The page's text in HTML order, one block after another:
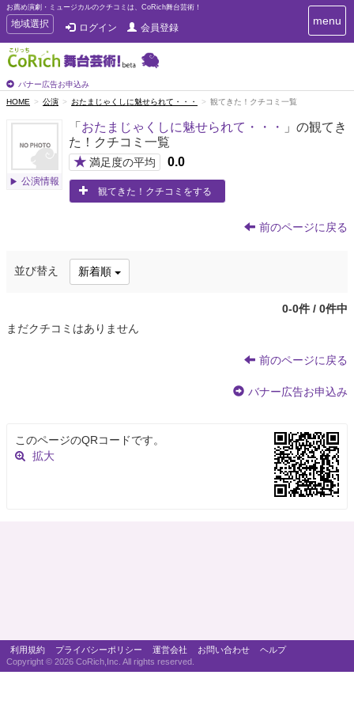
お薦め演劇・ミュージカルのクチコミは、CoRich舞台芸術！
T
o
g
g
e
n
a
t
地域選択 ログイン 会員登録
バナー広告お申込み
T
o
a
i
menu
HOME 公演 おたまじゃくしに魅せられて・・・ 観てきた！クチコミ一覧
公演情報
「 おたまじゃくしに魅せられて・・・
」の観てき
た！クチコミ一覧
★ 満足度の平均 0.0
観てきた！クチコミをする
前のページに戻る
並び替え 新着順
0-0件 / 0件中
まだクチコミはありません
前のページに戻る
バナー広告お申込み
このページのQRコードです。
拡大
利用規約 プライバシーポリシー 運営会社 お問い合わせ
ヘルプ
Copyright © 2026 CoRich,Inc. All rights reserved.